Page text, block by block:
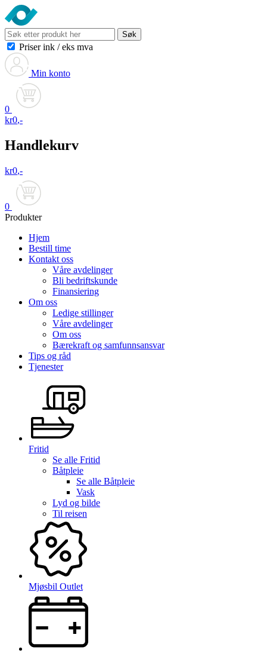
Søk
Priser ink / eks mva
Min konto
0
kr0,-
Handlekurv
kr0,-
0
Produkter
Hjem
Bestill time
Kontakt oss
Våre avdelinger
Bli bedriftskunde
Finansiering
Om oss
Ledige stillinger
Våre avdelinger
Om oss
Bærekraft og samfunnsansvar
Tips og råd
Tjenester
Fritid
Se alle Fritid
Båtpleie
Se alle Båtpleie
Vask
Lyd og bilde
Til reisen
Mjøsbil Outlet